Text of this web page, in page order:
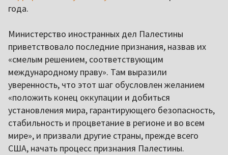
года.
Министерство иностранных дел Палестины
приветствовало последние признания, назвав их
«смелым решением, соответствующим
международному праву». Там выразили
уверенность, что этот шаг обусловлен желанием
«положить конец оккупации и добиться
установления мира, гарантирующего безопасность,
стабильность и процветание в регионе и во всем
мире», и призвали другие страны, прежде всего
США, начать процесс признания Палестины.